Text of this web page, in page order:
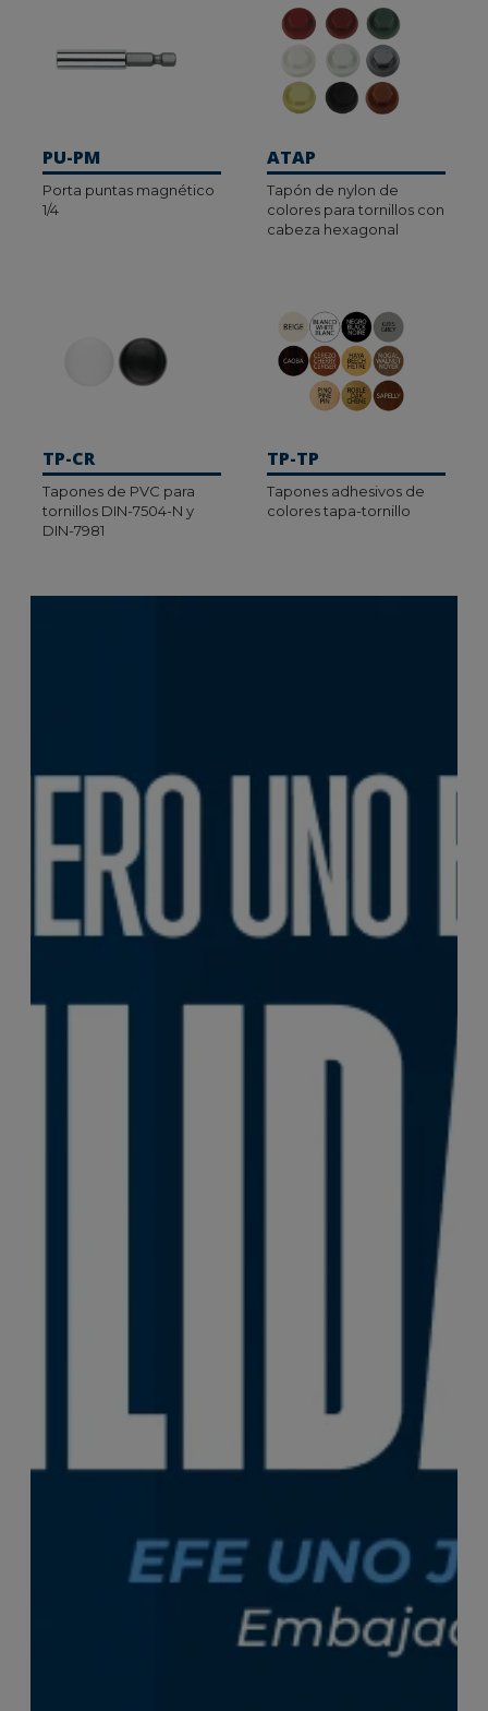
PU-PM
Porta puntas magnético
1/4
ATAP
Tapón de nylon de
colores para tornillos con
cabeza hexagonal
TP-CR
Tapones de PVC para
tornillos DIN-7504-N y
DIN-7981
TP-TP
Tapones adhesivos de
colores tapa-tornillo